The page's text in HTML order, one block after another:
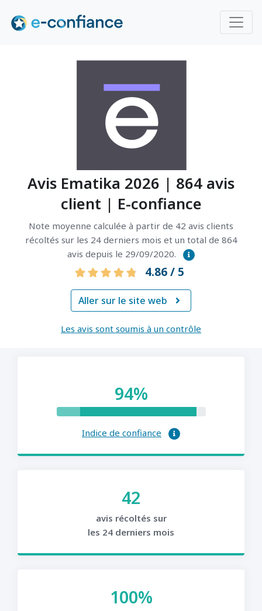
Avis Ematika 2026 | 864 avis
client | E-confiance
Note moyenne calculée à partir de 42 avis clients
récoltés sur les 24 derniers mois et un total de 864
avis depuis le 29/09/2020.
4.86 / 5
Aller sur le site web 
Les avis sont soumis à un contrôle
94%
Indice de confiance
42
avis récoltés sur
les 24 derniers mois
100%